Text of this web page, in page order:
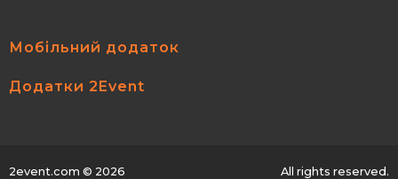
Мобільний додаток
Додатки 2Event
2event.com © 2026 All rights reserved.